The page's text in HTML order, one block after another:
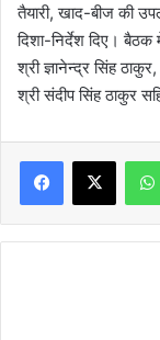
तैयारी, खाद-बीज की
दिशा-निर्देश दिए।
श्री ज्ञानेन्द्र सिंह
श्री संदीप सिंह ठाकुर